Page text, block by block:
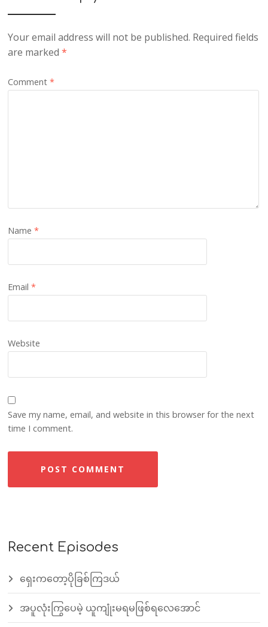
Your email address will not be published. Required fields
are marked*
Comment*
Name*
Email*
Website
Save my name, email, and website in this browser for the next
time I comment.
Recent Episodes
ရှေးကတော့ပိုခြစ်ကြဒယ်
အပူလုံးကြွပေမဲ့ ယူကျုံးမရမဖြစ်ရလေအောင်